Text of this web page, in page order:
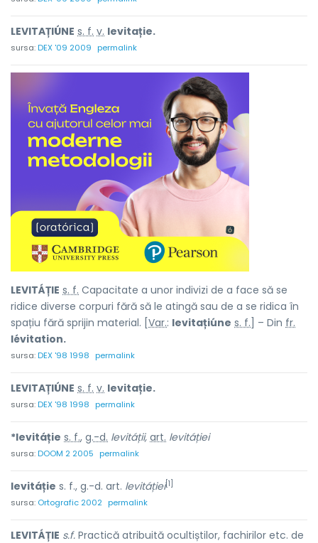
LEVITAȚIÚNE s. f. v. levitație.
sursa:DEX '09 2009 permalink
LEVITÁȚIE s. f. Capacitate a unor indivizi de a face să se
ridice diverse corpuri fără să le atingă sau de a se ridica în
spațiu fără sprijin material. [ Var.: levitațiúne s. f. ] – Din fr.
lévitation.
sursa:DEX '98 1998 permalink
LEVITAȚIÚNE s. f. v. levitație.
sursa:DEX '98 1998 permalink
*levitáție s. f., g.-d. levitáții, art. levitáției
sursa:DOOM 2 2005 permalink
levitáție s. f., g.-d. art. levitáției[1]
sursa: Ortografic 2002 permalink
LEVITÁȚIE s.f. Practică atribuită ocultiștilor, fachirilor etc. de